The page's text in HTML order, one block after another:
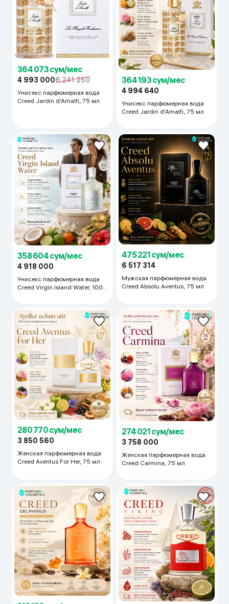
364 073 сум/мес
4 993 0006 241 250
Унисекс парфюмерная вода
Creed Jardin d’Amalfi, 75 мл
364 193 сум/мес
4 994 640
Унисекс парфюмерная вода
Creed Jardin d'Amalfi, 75 мл
358 604 сум/мес
4 918 000
Унисекс парфюмерная вода
Creed Virgin Island Water, 100
475 221 сум/мес
6 517 314
Мужская парфюмерная вода
Creed Absolu Aventus, 75 мл
280 770 сум/мес
3 850 560
Женская парфюмерная вода
Creed Aventus For Her, 75 мл
274 021 сум/мес
3 758 000
Женская парфюмерная вода
Creed Carmina, 75 мл